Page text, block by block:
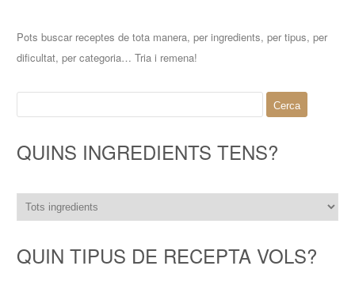
Pots buscar receptes de tota manera, per ingredients, per tipus, per
dificultat, per categoria… Tria i remena!
QUINS INGREDIENTS TENS?
QUIN TIPUS DE RECEPTA VOLS?